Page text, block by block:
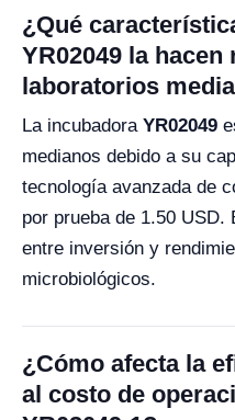
¿Qué
YR02049 la
laboratorios
La incubadora YR02049
medianos debido a su
tecnología avanzada de
por prueba de 1.50
entre inversión y
microbiológicos.
¿Cómo afecta la
al costo de